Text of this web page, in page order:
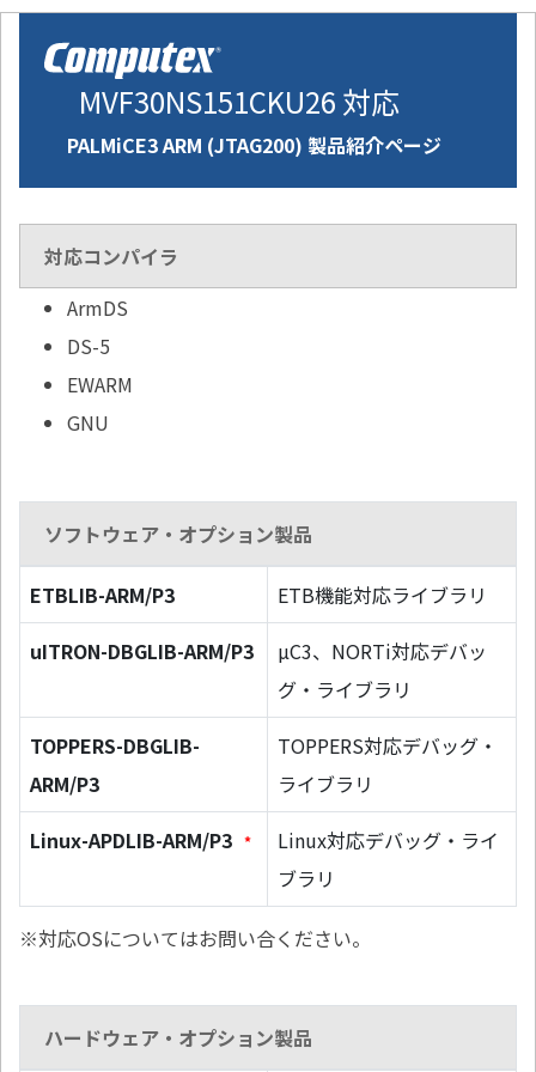
MVF30NS151CKU26 対応
PALMiCE3 ARM (JTAG200) 製品紹介ページ
対応コンパイラ
ArmDS
DS-5
EWARM
GNU
ソフトウェア・オプション製品
ETBLIB-ARM/P3
ETB機能対応ライブラリ
uITRON-DBGLIB-ARM/P3
µC3、NORTi対応デバッ
グ・ライブラリ
TOPPERS-DBGLIB-
ARM/P3
TOPPERS対応デバッグ・
ライブラリ
Linux-APDLIB-ARM/P3 *
Linux対応デバッグ・ライ
ブラリ
※対応OSについてはお問い合ください。
ハードウェア・オプション製品